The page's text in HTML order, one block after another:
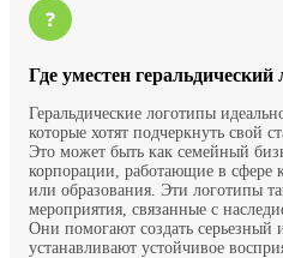
Где уместен геральдический
Геральдические логотипы
которые хотят подчеркнуть свой
Это может быть как семейный
корпорации, работающие в сфере
или образования. Эти логотипы
мероприятия, связанные с
Они помогают создать
устанавливают устойчивое